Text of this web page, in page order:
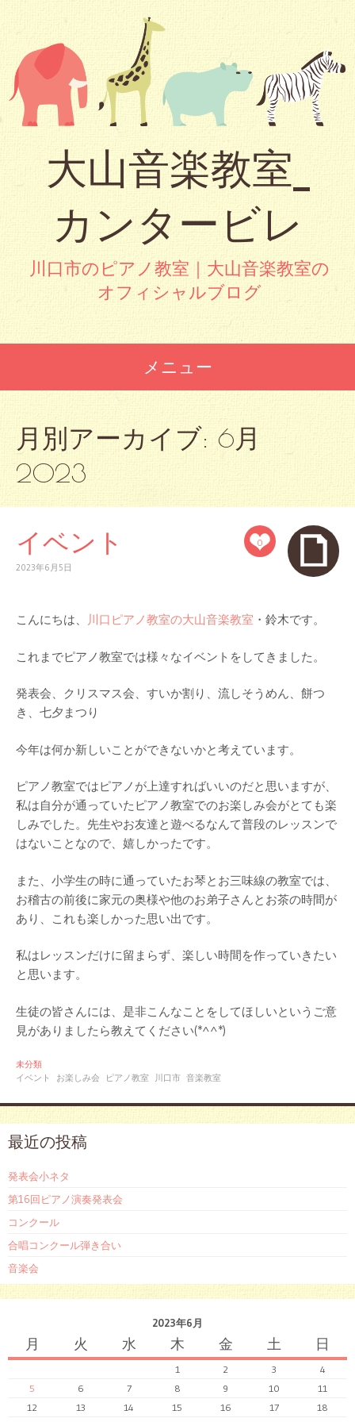
大山音楽教室_
カンタービレ
川口市のピアノ教室｜大山音楽教室の
オフィシャルブログ
メニュー
月別アーカイブ: 6月
2023
0
イベント
2023年6月5日
こんにちは、 川口ピアノ教室の大山音楽教室 ・鈴木です。
これまでピアノ教室では様々なイベントをしてきました。
発表会、クリスマス会、すいか割り、流しそうめん、餅つ
き、七夕まつり
今年は何か新しいことができないかと考えています。
ピアノ教室ではピアノが上達すればいいのだと思いますが、
私は自分が通っていたピアノ教室でのお楽しみ会がとても楽
しみでした。先生やお友達と遊べるなんて普段のレッスンで
はないことなので、嬉しかったです。
また、小学生の時に通っていたお琴とお三味線の教室では、
お稽古の前後に家元の奥様や他のお弟子さんとお茶の時間が
あり、これも楽しかった思い出です。
私はレッスンだけに留まらず、楽しい時間を作っていきたい
と思います。
生徒の皆さんには、是非こんなことをしてほしいというご意
見がありましたら教えてください(*^^*)
未分類
イベント
お楽しみ会 ピアノ教室 川口市 音楽教室
最近の投稿
発表会小ネタ
第16回ピアノ演奏発表会
コンクール
合唱コンクール弾き合い
音楽会
2023年6月
月 火 水 木 金 土 日
1 2 3
4
5
6 7 8 9 10
11
12
13 14 15 16 17
18